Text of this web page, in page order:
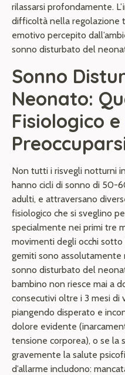
rilassarsi profondamente.
difficoltà nella regolazione
emotivo percepito
sonno disturbato del
Sonno
Neonato:
Fisiologico
Non tutti i risvegli notturni
hanno cicli di sonno di 50-
adulti, e attraversano
fisiologico che si sveglino
specialmente nei primi tre
movimenti degli occhi
gemiti sono assolutamente
sonno disturbato del
bambino non riesce mai a
consecutivi oltre i 3 mesi di
piangendo disperato e
dolore evidente
tensione corporea), o se la
gravemente la salute
d’allarme includono: